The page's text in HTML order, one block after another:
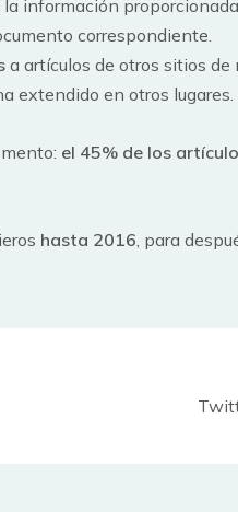
información
correspondiente.
a artículos de otros sitios
extendido en otros lugares.
el 45% de los
hasta 2016 , para